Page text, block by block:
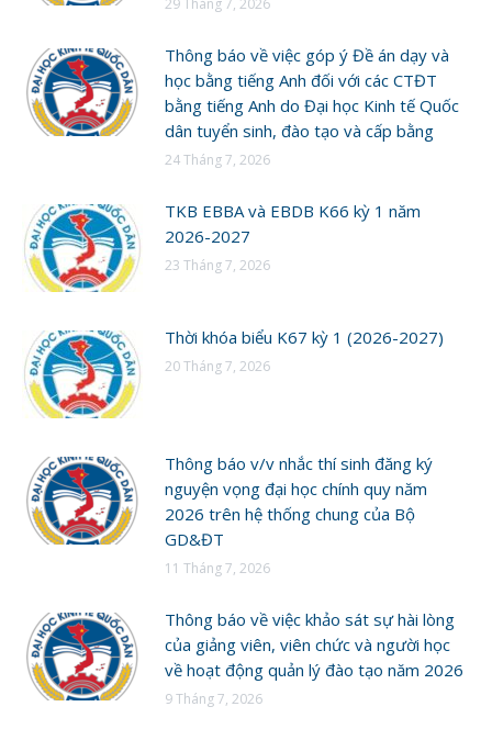
Thông báo về việc góp ý Đề án dạy và
học bằng tiếng Anh đối với các CTĐT
bằng tiếng Anh do Đại học Kinh tế Quốc
dân tuyển sinh, đào tạo và cấp bằng
24 Tháng 7, 2026
TKB EBBA và EBDB K66 kỳ 1 năm
2026-2027
23 Tháng 7, 2026
Thời khóa biểu K67 kỳ 1 (2026-2027)
20 Tháng 7, 2026
Thông báo v/v nhắc thí sinh đăng ký
nguyện vọng đại học chính quy năm
2026 trên hệ thống chung của Bộ
GD&ĐT
11 Tháng 7, 2026
Thông báo về việc khảo sát sự hài lòng
của giảng viên, viên chức và người học
về hoạt động quản lý đào tạo năm 2026
9 Tháng 7, 2026